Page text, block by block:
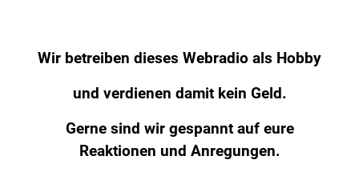
Wir betreiben dieses Webradio als Hobby
und verdienen damit kein Geld.
Gerne sind wir gespannt auf eure
Reaktionen und Anregungen.